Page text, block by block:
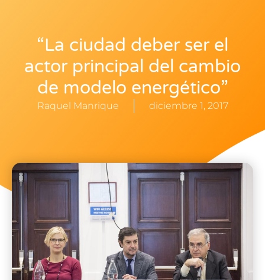
“La ciudad deber ser el
actor principal del cambio
de modelo energético”
Raquel Manrique diciembre 1, 2017